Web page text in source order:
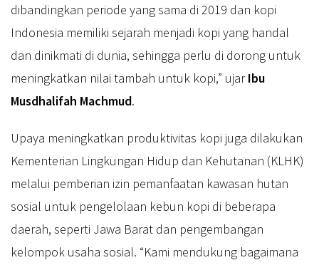
dibandingkan periode yang sama di 2019 dan kopi
Indonesia memiliki sejarah menjadi kopi yang handal
dan dinikmati di dunia, sehingga perlu di dorong untuk
meningkatkan nilai tambah untuk kopi,” ujarIbu
Musdhalifah Machmud.
Upaya meningkatkan produktivitas kopi juga dilakukan
Kementerian Lingkungan Hidup dan Kehutanan (KLHK)
melalui pemberian izin pemanfaatan kawasan hutan
sosial untuk pengelolaan kebun kopi di beberapa
daerah, seperti Jawa Barat dan pengembangan
kelompok usaha sosial. “Kami mendukung bagaimana